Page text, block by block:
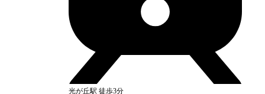
光が丘駅 徒歩3分